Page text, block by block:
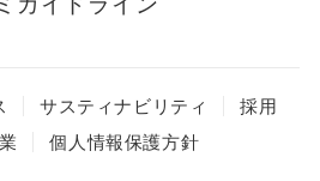
サスティナビリティ
採用
個人情報保護方針